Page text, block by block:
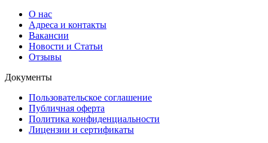
О нас
Адреса и контакты
Вакансии
Новости и Статьи
Отзывы
Документы
Пользовательское соглашение
Публичная оферта
Политика конфиденциальности
Лицензии и сертификаты